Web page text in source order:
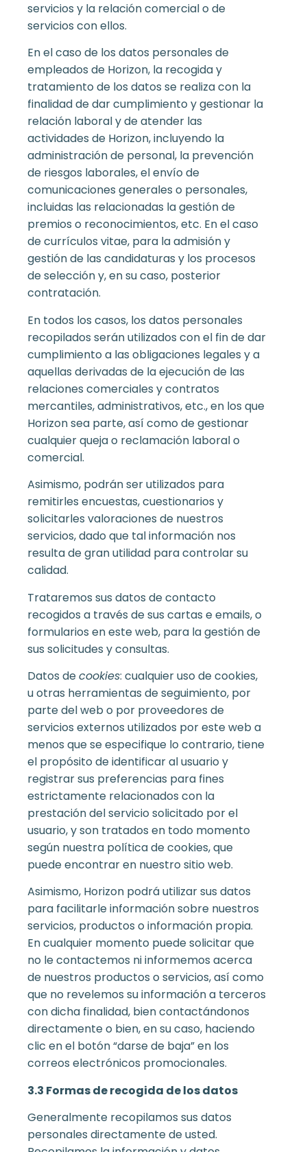
servicios y la relación comercial o de
servicios con ellos.
En el caso de los datos personales de
empleados de Horizon, la recogida y
tratamiento de los datos se realiza con la
finalidad de dar cumplimiento y gestionar la
relación laboral y de atender las
actividades de Horizon, incluyendo la
administración de personal, la prevención
de riesgos laborales, el envío de
comunicaciones generales o personales,
incluidas las relacionadas la gestión de
premios o reconocimientos, etc. En el caso
de currículos vitae, para la admisión y
gestión de las candidaturas y los procesos
de selección y, en su caso, posterior
contratación.
En todos los casos, los datos personales
recopilados serán utilizados con el fin de dar
cumplimiento a las obligaciones legales y a
aquellas derivadas de la ejecución de las
relaciones comerciales y contratos
mercantiles, administrativos, etc., en los que
Horizon sea parte, así como de gestionar
cualquier queja o reclamación laboral o
comercial.
Asimismo, podrán ser utilizados para
remitirles encuestas, cuestionarios y
solicitarles valoraciones de nuestros
servicios, dado que tal información nos
resulta de gran utilidad para controlar su
calidad.
Trataremos sus datos de contacto
recogidos a través de sus cartas e emails, o
formularios en este web, para la gestión de
sus solicitudes y consultas.
Datos decookies: cualquier uso de cookies,
u otras herramientas de seguimiento, por
parte del web o por proveedores de
servicios externos utilizados por este web a
menos que se especifique lo contrario, tiene
el propósito de identificar al usuario y
registrar sus preferencias para fines
estrictamente relacionados con la
prestación del servicio solicitado por el
usuario, y son tratados en todo momento
según nuestra política de cookies, que
puede encontrar en nuestro sitio web.
Asimismo, Horizon podrá utilizar sus datos
para facilitarle información sobre nuestros
servicios, productos o información propia.
En cualquier momento puede solicitar que
no le contactemos ni informemos acerca
de nuestros productos o servicios, así como
que no revelemos su información a terceros
con dicha finalidad, bien contactándonos
directamente o bien, en su caso, haciendo
clic en el botón “darse de baja” en los
correos electrónicos promocionales.
3.3 Formas de recogida de los datos
Generalmente recopilamos sus datos
personales directamente de usted.